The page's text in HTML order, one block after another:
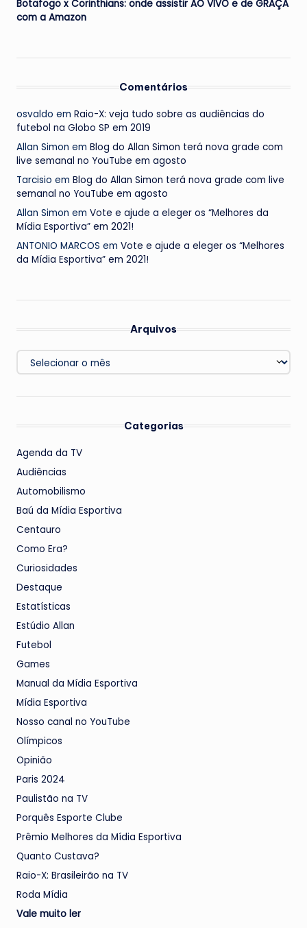
Botafogo x Corinthians: onde assistir AO VIVO e de GRAÇA
com a Amazon
Comentários
osvaldo em Raio-X: veja tudo sobre as audiências do
futebol na Globo SP em 2019
Allan Simon em Blog do Allan Simon terá nova grade com
live semanal no YouTube em agosto
Tarcisio em Blog do Allan Simon terá nova grade com live
semanal no YouTube em agosto
Allan Simon em Vote e ajude a eleger os “Melhores da
Mídia Esportiva” em 2021!
ANTONIO MARCOS em Vote e ajude a eleger os “Melhores
da Mídia Esportiva” em 2021!
Arquivos
Arquivos
Categorias
Agenda da TV
Audiências
Automobilismo
Baú da Mídia Esportiva
Centauro
Como Era?
Curiosidades
Destaque
Estatísticas
Estúdio Allan
Futebol
Games
Manual da Mídia Esportiva
Mídia Esportiva
Nosso canal no YouTube
Olímpicos
Opinião
Paris 2024
Paulistão na TV
Porquês Esporte Clube
Prêmio Melhores da Mídia Esportiva
Quanto Custava?
Raio-X: Brasileirão na TV
Roda Mídia
Vale muito ler